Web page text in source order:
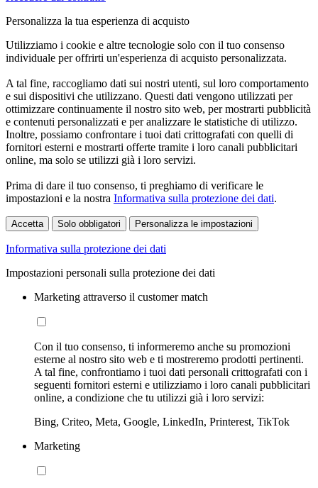
Personalizza la tua esperienza di acquisto
Utilizziamo i cookie e altre tecnologie solo con il tuo consenso
individuale per offrirti un'esperienza di acquisto personalizzata.
A tal fine, raccogliamo dati sui nostri utenti, sul loro comportamento
e sui dispositivi che utilizzano. Questi dati vengono utilizzati per
ottimizzare continuamente il nostro sito web, per mostrarti pubblicità
e contenuti personalizzati e per analizzare le statistiche di utilizzo.
Inoltre, possiamo confrontare i tuoi dati crittografati con quelli di
fornitori esterni e mostrarti offerte tramite i loro canali pubblicitari
online, ma solo se utilizzi già i loro servizi.
Prima di dare il tuo consenso, ti preghiamo di verificare le
impostazioni e la nostra Informativa sulla protezione dei dati.
Accetta Solo obbligatori Personalizza le impostazioni
Informativa sulla protezione dei dati
Impostazioni personali sulla protezione dei dati
Marketing attraverso il customer match
Con il tuo consenso, ti informeremo anche su promozioni
esterne al nostro sito web e ti mostreremo prodotti pertinenti.
A tal fine, confrontiamo i tuoi dati personali crittografati con i
seguenti fornitori esterni e utilizziamo i loro canali pubblicitari
online, a condizione che tu utilizzi già i loro servizi:
Bing, Criteo, Meta, Google, LinkedIn, Printerest, TikTok
Marketing